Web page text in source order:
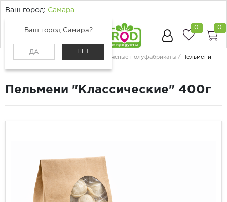
Ваш город: Самара
Ваш город Самара?
ДА НЕТ
0 0
Мясные полуфабрикаты
Пельмени
Пельмени "Классические" 400г